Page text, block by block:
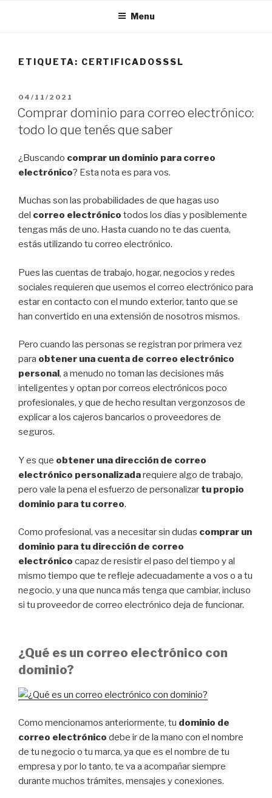
Menu
ETIQUETA: CERTIFICADOSSSL
04/11/2021
Comprar dominio para correo electrónico:
todo lo que tenés que saber
¿Buscando comprar un dominio para correo
electrónico? Esta nota es para vos.
Muchas son las probabilidades de que hagas uso
del correo electrónico todos los días y posiblemente
tengas más de uno. Hasta cuando no te das cuenta,
estás utilizando tu correo electrónico.
Pues las cuentas de trabajo, hogar, negocios y redes
sociales requieren que usemos el correo electrónico para
estar en contacto con el mundo exterior, tanto que se
han convertido en una extensión de nosotros mismos.
Pero cuando las personas se registran por primera vez
para obtener una cuenta de correo electrónico
personal, a menudo no toman las decisiones más
inteligentes y optan por correos electrónicos poco
profesionales, y que de hecho resultan vergonzosos de
explicar a los cajeros bancarios o proveedores de
seguros.
Y es que obtener una dirección de correo
electrónico personalizadarequiere algo de trabajo,
pero vale la pena el esfuerzo de personalizar tu propio
dominio para tu correo.
Como profesional, vas a necesitar sin dudas comprar un
dominio para tu dirección de correo
electrónico capaz de resistir el paso del tiempo y al
mismo tiempo que te refleje adecuadamente a vos o a tu
negocio, y una que nunca más tenga que cambiar, incluso
si tu proveedor de correo electrónico deja de funcionar.
¿Qué es un correo electrónico con
dominio?
Como mencionamos anteriormente, tu dominio de
correo electrónico debe ir de la mano con el nombre
de tu negocio o tu marca, ya que es el nombre de tu
empresa y por lo tanto, te va a acompañar siempre
durante muchos trámites, mensajes y conexiones.